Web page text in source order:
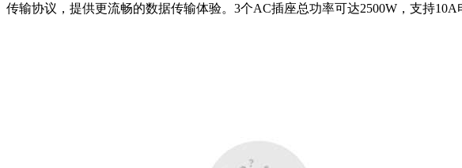
传输协议，提供更流畅的数据传输体验。3个AC插座总功率可达2500W，支持10A